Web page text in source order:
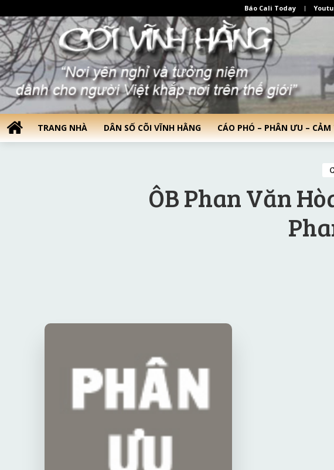
Báo Cali Today
TRANG NHÀ DÂN SỐ CÕI VĨNH HẰNG CÁO PHÓ – PHÂN ƯU – CẢM
ÔB Phan Văn